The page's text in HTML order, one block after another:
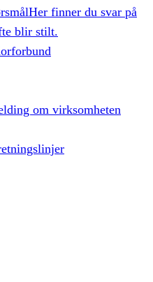
Her finner du svar på
blir stilt.
om virksomheten